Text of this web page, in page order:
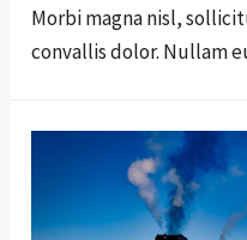
Morbi magna nisl,
convallis dolor. Nullam